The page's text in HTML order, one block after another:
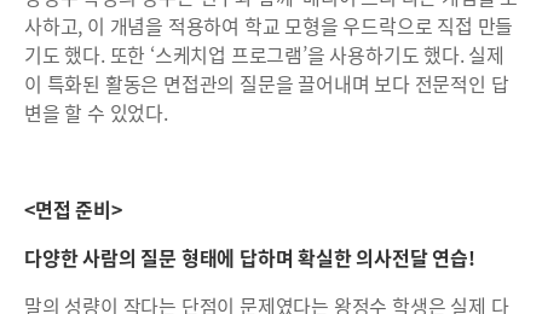
사하고, 이 개념을 적용하여 학교 모형을 우드락으로 직접 만들
기도 했다. 또한 ‘스케치업 프로그램’을 사용하기도 했다. 실제
이 특화된 활동은 면접관의 질문을 끌어내며 보다 전문적인 답
변을 할 수 있었다.
<면접 준비>
다양한 사람의 질문 형태에 답하며 확실한 의사전달 연습!
말의 성량이 작다는 단점이 문제였다는 왕정수 학생은 실제 다